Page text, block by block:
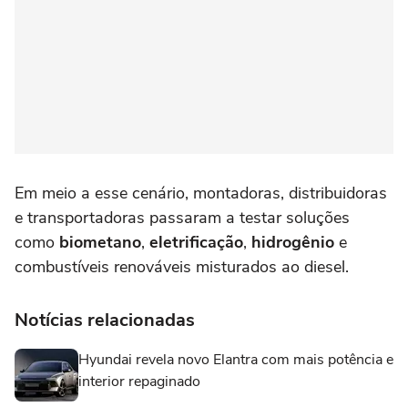
Em meio a esse cenário, montadoras, distribuidoras
e transportadoras passaram a testar soluções
como biometano, eletrificação, hidrogênio e
combustíveis renováveis misturados ao diesel.
Notícias relacionadas
Hyundai revela novo Elantra com mais potência e
interior repaginado